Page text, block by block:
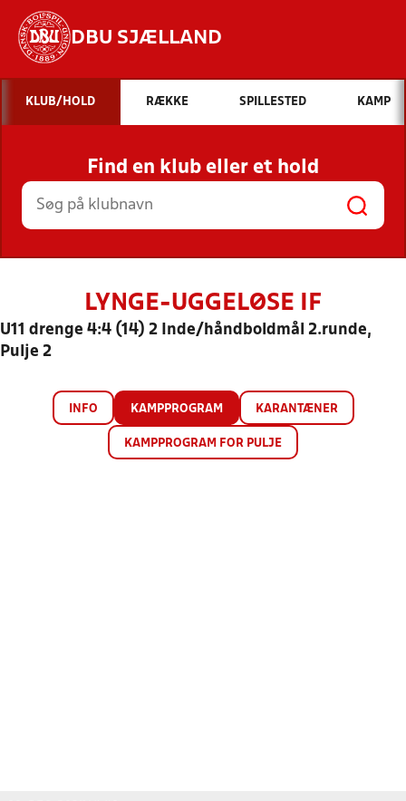
DBU SJÆLLAND
Hvad vil du søge efter?
INDHOLD OG NYHEDER
STILLINGER, RESULTATER, KLUBBER OG
HOLD
KLUB/HOLD RÆKKE SPILLESTED KAMP
Find en klub eller et hold
LYNGE-UGGELØSE IF
U11 drenge 4:4 (14) 2 Inde/håndboldmål 2.runde,
Pulje 2
INFO KAMPPROGRAM KARANTÆNER
KAMPPROGRAM FOR PULJE